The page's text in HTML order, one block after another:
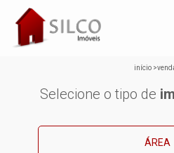
início>
Selecione o tipo de
ÁREA